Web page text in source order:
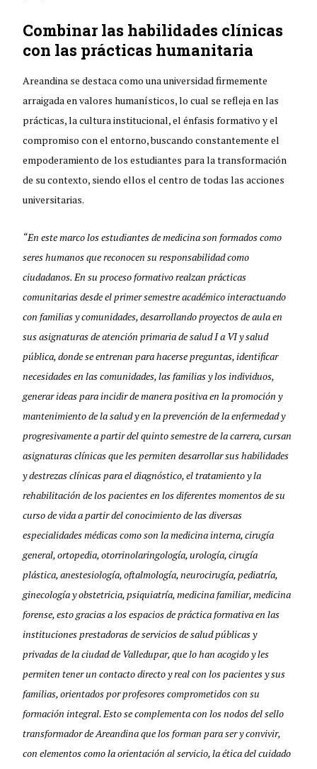
Combinar las habilidades clínicas
con las prácticas humanitaria
Areandina se destaca como una universidad firmemente
arraigada en valores humanísticos, lo cual se refleja en las
prácticas, la cultura institucional, el énfasis formativo y el
compromiso con el entorno, buscando constantemente el
empoderamiento de los estudiantes para la transformación
de su contexto, siendo ellos el centro de todas las acciones
universitarias.
“En este marco los estudiantes de medicina son formados como
seres humanos que reconocen su responsabilidad como
ciudadanos. En su proceso formativo realzan prácticas
comunitarias desde el primer semestre académico interactuando
con familias y comunidades, desarrollando proyectos de aula en
sus asignaturas de atención primaria de salud I a VI y salud
pública, donde se entrenan para hacerse preguntas, identificar
necesidades en las comunidades, las familias y los individuos,
generar ideas para incidir de manera positiva en la promoción y
mantenimiento de la salud y en la prevención de la enfermedad y
progresivamente a partir del quinto semestre de la carrera, cursan
asignaturas clínicas que les permiten desarrollar sus habilidades
y destrezas clínicas para el diagnóstico, el tratamiento y la
rehabilitación de los pacientes en los diferentes momentos de su
curso de vida a partir del conocimiento de las diversas
especialidades médicas como son la medicina interna, cirugía
general, ortopedia, otorrinolaringología, urología, cirugía
plástica, anestesiología, oftalmología, neurocirugía, pediatría,
ginecología y obstetricia, psiquiatría, medicina familiar, medicina
forense, esto gracias a los espacios de práctica formativa en las
instituciones prestadoras de servicios de salud públicas y
privadas de la ciudad de Valledupar, que lo han acogido y les
permiten tener un contacto directo y real con los pacientes y sus
familias, orientados por profesores comprometidos con su
formación integral. Esto se complementa con los nodos del sello
transformador de Areandina que los forman para ser y convivir,
con elementos como la orientación al servicio, la ética del cuidado